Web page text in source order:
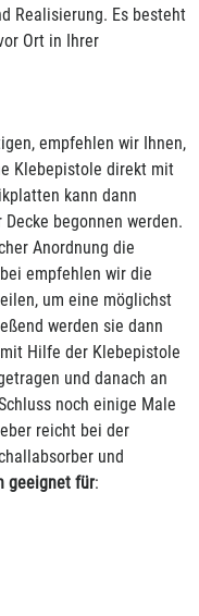
Realisierung. Es besteht
Ort in Ihrer
empfehlen wir Ihnen,
Klebepistole direkt mit
kann dann
begonnen werden.
Anordnung die
empfehlen wir die
um eine möglichst
werden sie dann
Hilfe der Klebepistole
und danach an
noch einige Male
reicht bei der
und
geeignet für: